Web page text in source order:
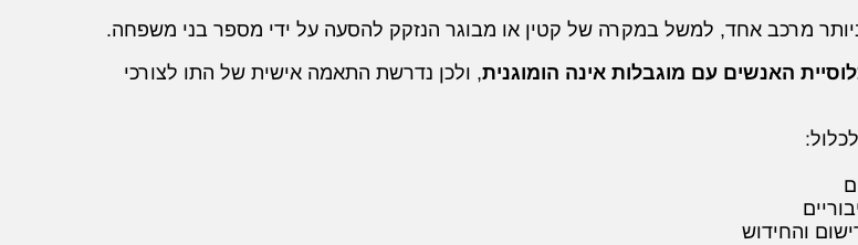
מרכב אחד, למשל במקרה של קטין או מבוגר הנזקק להסעה על ידי מספר בני משפחה.
האנשים עם מוגבלות אינה הומוגנית, ולכן נדרשת התאמה אישית של התו לצורכי
והחידוש